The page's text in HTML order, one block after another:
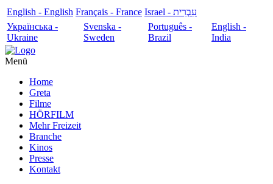
English - English Français - France
עִבְרִית - Israel
Українська -
Ukraine
Svenska -
Sweden
Português -
Brazil
English -
India
Menü
Home
Greta
Filme
HÖRFILM
Mehr Freizeit
Branche
Kinos
Presse
Kontakt